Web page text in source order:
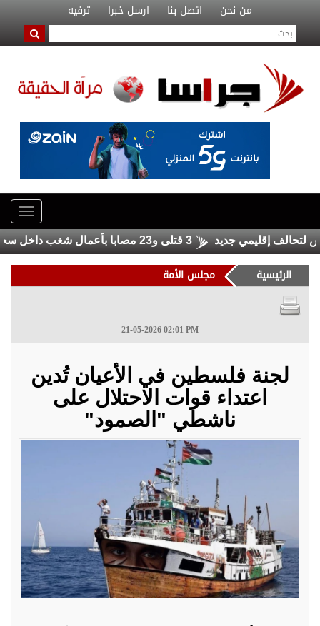
من نحن اتصل بنا ارسل خبرا ترفيه
إقليمي جديد 3 قتلى و23 مصابا بأعمال شغب داخل سجنين في سريلانكا
الرئيسية مجلس الأمة
21-05-2026 02:01 PM
لجنة فلسطين في الأعيان تُدين
اعتداء قوات الاحتلال على
ناشطي "الصمود"